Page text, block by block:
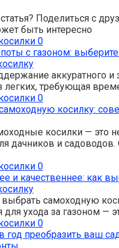
Поделиться с
быть интересно
0
с газоном:
аккуратного и
легких, требующая
0
косилку:
косилки — это
дачников и
0
и качественнее: как
выбрать самоходную
для ухода за газоном —
0
год преобразить ваш